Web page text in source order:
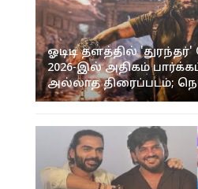
ஓடிடி தளத்தில்
2026-இல் அதிகம்
அல்லாத திரைப்படம்;